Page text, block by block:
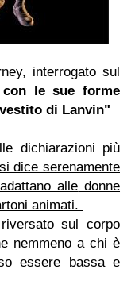
interrogato sul
con le sue forme
di Lanvin"
dichiarazioni più
si dice serenamente
alle donne
animati.
sul corpo
nemmeno a chi è
essere bassa e